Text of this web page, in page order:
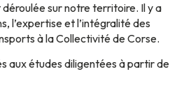
sur notre territoire. Il y a
l’expertise et l’intégralité des
à la Collectivité de Corse.
aux études diligentées à partir de